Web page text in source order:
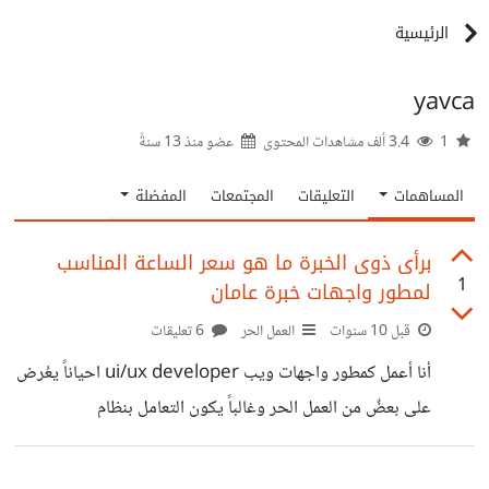
الرئيسية
yavca
عضو منذ13 سنةً
المساهمات التعليقات المجتمعات المفضلة
1
برأى ذوى الخبرة ما هو سعر الساعة المناسب
لمطور واجهات خبرة عامان
قبل 10 سنوات العمل الحر
أنا أعمل كمطور واجهات ويب ui/ux developer احياناً يعُرض
على بعضٌ من العمل الحر وغالباً يكون التعامل بنظام
الساعةوحالياً انا أعمل على معدل 5 دولار فى الساعة. صديقٌ ما